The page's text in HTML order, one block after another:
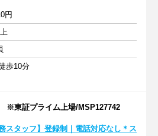
円
歩10分
※東証プライム上場/MSP127742
務スタッフ】登録制｜電話対応なし＊ス